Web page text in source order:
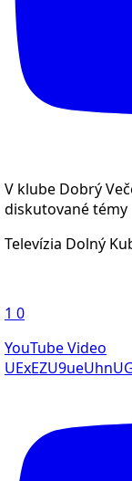
V klube Dobrý
diskutované témy
Televízia Dolný
1 0
YouTube Video